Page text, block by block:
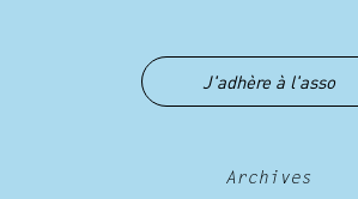
J'adhère à l'asso
Archives